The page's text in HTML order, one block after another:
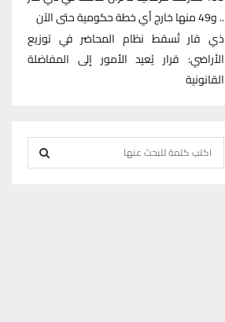
.. و49 منها خارج أي خطة حكومية حتى الآن
ذي قار تُسقط نظام المحاضر في توزيع
الأراضي: قرار يُعيد الأمور إلى المفاضلة
القانونية
e